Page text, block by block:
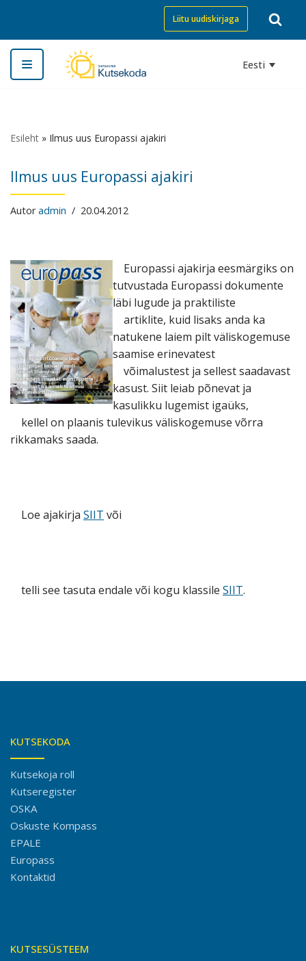
Skip
to
content
Liitu uudiskirjaga
Eesti
Esileht » Ilmus uus Europassi ajakiri
Ilmus uus Europassi ajakiri
Autoradmin 20.04.2012
Europassi ajakirja eesmärgiks on
tutvustada Europassi dokumente
läbi lugude ja praktiliste
artiklite, kuid lisaks anda ka
natukene laiem pilt väliskogemuse
saamise erinevatest
võimalustest ja sellest saadavast
kasust. Siit leiab põnevat ja
kasulikku lugemist igaüks,
kellel on plaanis tulevikus väliskogemuse võrra
rikkamaks saada.
Loe ajakirja SIIT või
telli see tasuta endale või kogu klassile SIIT.
KUTSEKODA
Kutsekoja roll
Kutseregister
OSKA
Oskuste Kompass
EPALE
Europass
Kontaktid
KUTSESÜSTEEM